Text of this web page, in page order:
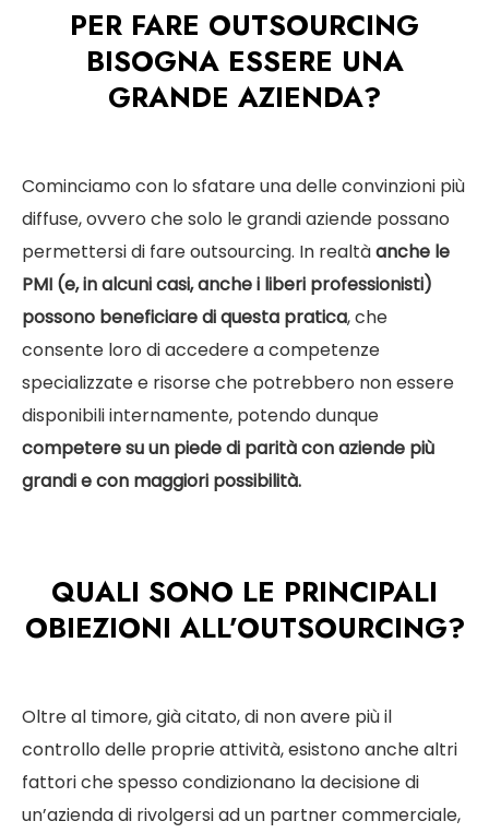
PER FARE OUTSOURCING
BISOGNA ESSERE UNA
GRANDE AZIENDA?
Cominciamo con lo sfatare una delle convinzioni più
diffuse, ovvero che solo le grandi aziende possano
permettersi di fare outsourcing. In realtàanche le
PMI (e, in alcuni casi, anche i liberi professionisti)
possono beneficiare di questa pratica, che
consente loro di accedere a competenze
specializzate e risorse che potrebbero non essere
disponibili internamente, potendo dunque
competere su un piede di parità con aziende più
grandi e con maggiori possibilità.
QUALI SONO LE PRINCIPALI
OBIEZIONI ALL’OUTSOURCING?
Oltre al timore, già citato, di non avere più il
controllo delle proprie attività, esistono anche altri
fattori che spesso condizionano la decisione di
un’azienda di rivolgersi ad un partner commerciale,